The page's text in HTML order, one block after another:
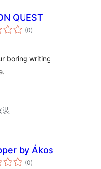
QUEST
(0總
評)
boring writing
裝
by Ákos
(0總
評)